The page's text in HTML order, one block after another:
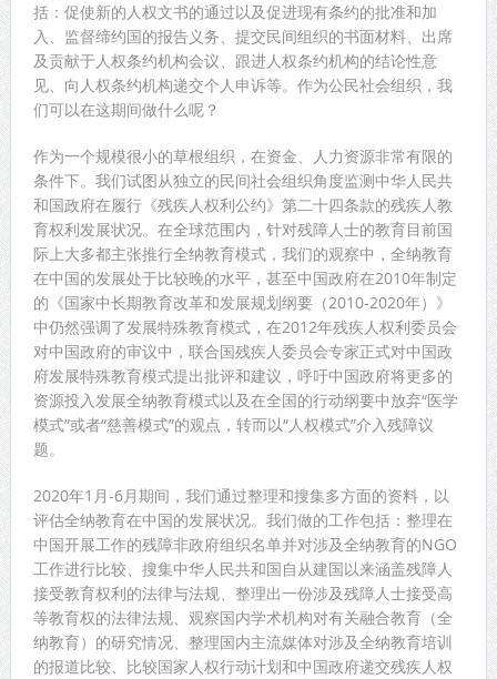
括：促使新的人权文书的通过以及促进现有条约的批准和加
入、监督缔约国的报告义务、提交民间组织的书面材料、出席
及贡献于人权条约机构会议、跟进人权条约机构的结论性意
见、向人权条约机构递交个人申诉等。作为公民社会组织，我
们可以在这期间做什么呢？
作为一个规模很小的草根组织，在资金、人力资源非常有限的
条件下。我们试图从独立的民间社会组织角度监测中华人民共
和国政府在履行《残疾人权利公约》第二十四条款的残疾人教
育权利发展状况。在全球范围内，针对残障人士的教育目前国
际上大多都主张推行全纳教育模式，我们的观察中，全纳教育
在中国的发展处于比较晚的水平，甚至中国政府在2010年制定
的《国家中长期教育改革和发展规划纲要（2010-2020年）》
中仍然强调了发展特殊教育模式，在2012年残疾人权利委员会
对中国政府的审议中，联合国残疾人委员会专家正式对中国政
府发展特殊教育模式提出批评和建议，呼吁中国政府将更多的
资源投入发展全纳教育模式以及在全国的行动纲要中放弃“医学
模式”或者“慈善模式”的观点，转而以“人权模式”介入残障议
题。
2020年1月-6月期间，我们通过整理和搜集多方面的资料，以
评估全纳教育在中国的发展状况。我们做的工作包括：整理在
中国开展工作的残障非政府组织名单并对涉及全纳教育的NGO
工作进行比较、搜集中华人民共和国自从建国以来涵盖残障人
接受教育权利的法律与法规、整理出一份涉及残障人士接受高
等教育权的法律法规、观察国内学术机构对有关融合教育（全
纳教育）的研究情况、整理国内主流媒体对涉及全纳教育培训
的报道比较、比较国家人权行动计划和中国政府递交残疾人权